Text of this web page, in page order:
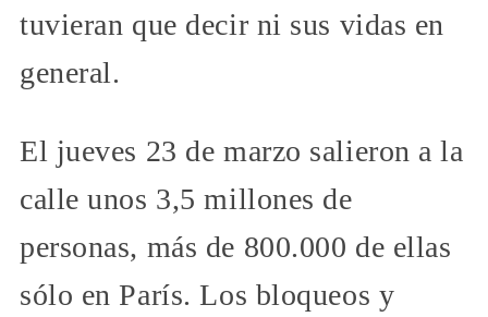
tuvieran que decir ni sus vidas en
general.
El jueves 23 de marzo salieron a la
calle unos 3,5 millones de
personas, más de 800.000 de ellas
sólo en París. Los bloqueos y